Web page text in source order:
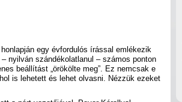
egy évfordulós írással emlékezik
nyilván szándékolatlanul – számos ponton
beállítást „örökölte meg”. Ez nemcsak e
is lehetett és lehet olvasni. Nézzük ezeket